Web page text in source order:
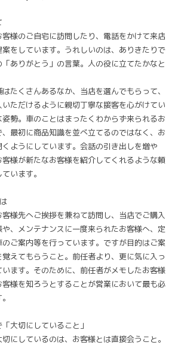
様のご自宅に訪問したり、電話をかけて来店
をしています。うれしいのは、ありきたりで
ありがとう」の言葉。人の役に立てたかなと
たくさんあるなか、当店を選んでもらって、
ただけるように親切丁寧な接客を心がけてい
勢。車のことはまったくわからず来られるお
最初に商品知識を並べ立てるのではなく、お
ようにしています。会話の引き出しを増や
様が新たなお客様を紹介してくれるような頼
います。
様先へご挨拶を兼ねて訪問し、当店でご購入
、メンテナンスに一度来られたお客様へ、定
ご案内等を行っています。ですが目的はご案
えてもらうこと。前任者より、更に気に入っ
ます。そのために、前任者がメモしたお客様
様を知ろうとすることが営業において最も必
大切にしていること」
にしているのは、お客様とは直接会うこと。